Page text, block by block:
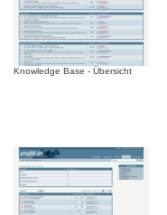
Knowledge Base - Übersicht